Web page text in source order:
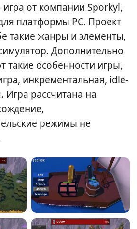
от компании Sporkyl,
платформы PC. Проект
такие жанры и элементы,
Дополнительно
такие особенности игры,
инкрементальная, idle-
Игра рассчитана на
режимы не